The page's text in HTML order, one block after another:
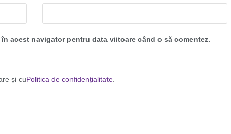
acest navigator pentru data viitoare când o să comentez.
și cuPolitica de confidențialitate